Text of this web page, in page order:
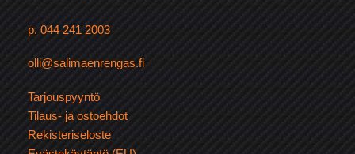
p. 044 241 2003
olli@salimaenrengas.fi
Tarjouspyyntö
Tilaus- ja ostoehdot
Rekisteriseloste